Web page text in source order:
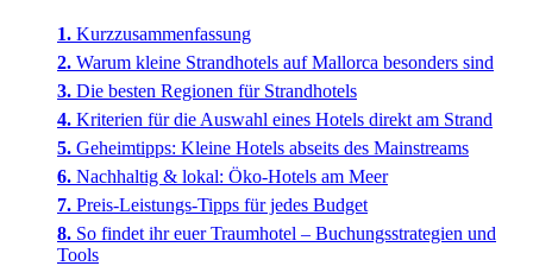
Kurzzusammenfassung
Warum kleine Strandhotels auf Mallorca besonders sind
Die besten Regionen für Strandhotels
Kriterien für die Auswahl eines Hotels direkt am Strand
Geheimtipps: Kleine Hotels abseits des Mainstreams
Nachhaltig & lokal: Öko-Hotels am Meer
Preis-Leistungs-Tipps für jedes Budget
So findet ihr euer Traumhotel – Buchungsstrategien und
Tools